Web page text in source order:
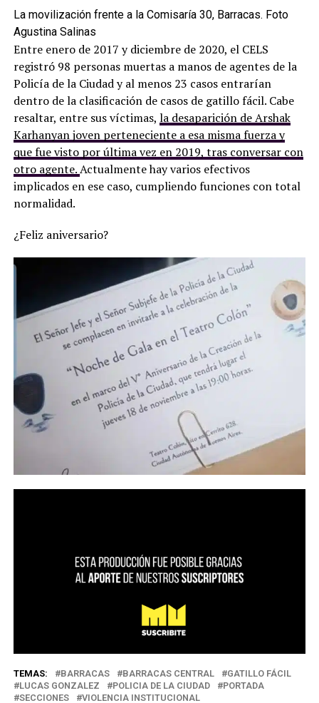
La movilización frente a la Comisaría 30, Barracas. Foto
Agustina Salinas
Entre enero de 2017 y diciembre de 2020, el CELS
registró 98 personas muertas a manos de agentes de la
Policía de la Ciudad y al menos 23 casos entrarían
dentro de la clasificación de casos de gatillo fácil. Cabe
resaltar, entre sus víctimas, la desaparición de Arshak
Karhanyan joven perteneciente a esa misma fuerza y
que fue visto por última vez en 2019, tras conversar con
otro agente.Actualmente hay varios efectivos
implicados en ese caso, cumpliendo funciones con total
normalidad.
¿Feliz aniversario?
TEMAS: BARRACAS BARRACAS CENTRAL
GATILLO FÁCIL
LUCAS GONZALEZ
POLICIA DE LA CIUDAD
PORTADA
SECCIONES
VIOLENCIA INSTITUCIONAL